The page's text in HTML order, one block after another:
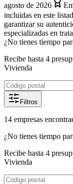
agosto de 2026
incluidas en este
garantizar su
especializadas en
¿No tienes tiempo
Recibe hasta 4
Vivienda
Filtros
14 empresas
¿No tienes tiempo
Recibe hasta 4
Vivienda